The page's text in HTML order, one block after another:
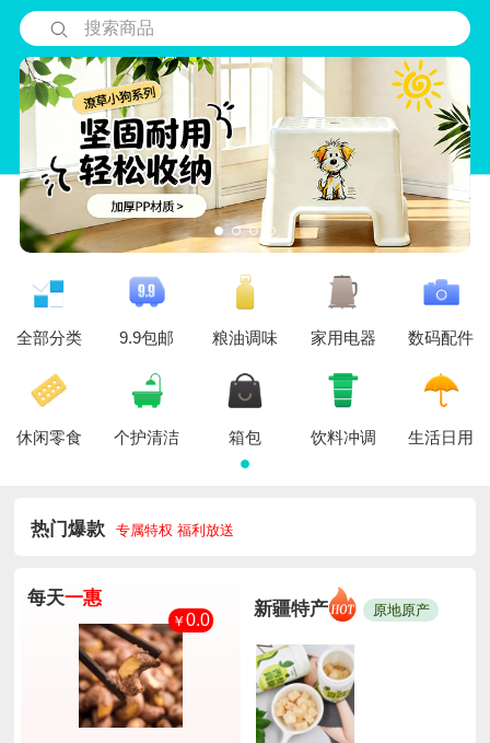
搜索商品
全部分类 9.9包邮 粮油调味 家用电器 数码配件
休闲零食 个护清洁 箱包 饮料冲调 生活日用
热门爆款 专属特权 福利放送
每天一惠
￥ 0.0
新疆特产 原地原产